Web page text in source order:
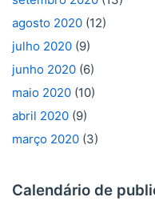
agosto 2020 (12)
julho 2020 (9)
junho 2020 (6)
maio 2020 (10)
abril 2020 (9)
março 2020 (3)
Calendário de